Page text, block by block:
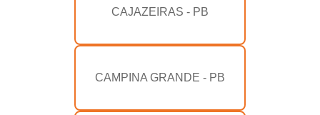
CAJAZEIRAS - PB
CAMPINA GRANDE - PB